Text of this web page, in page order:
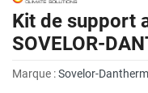
Kit de support
SOVELOR-
Marque :Sovelor-Dantherm